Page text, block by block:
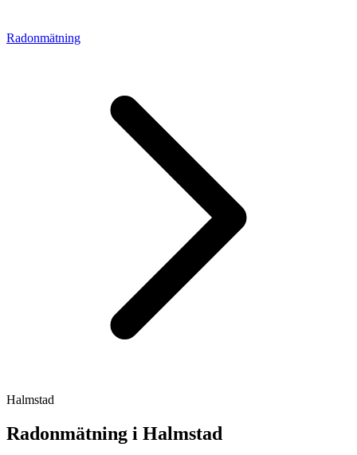
Radonmätning
Halmstad
Radonmätning i Halmstad